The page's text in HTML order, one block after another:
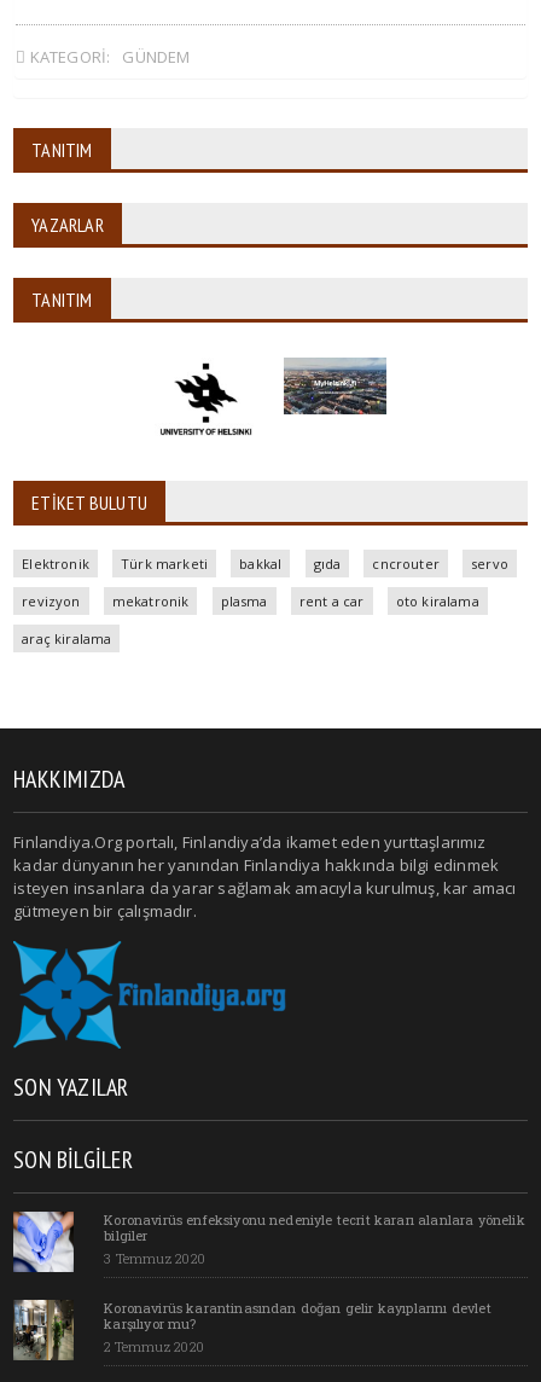
KATEGORI: GÜNDEM
TANITIM
YAZARLAR
TANITIM
ETIKET BULUTU
Elektronik Türk marketi bakkal gıda cncrouter servo
revizyon mekatronik plasma rent a car oto kiralama
araç kiralama
HAKKIMIZDA
Finlandiya.Org portalı, Finlandiya’da ikamet eden yurttaşlarımız
kadar dünyanın her yanından Finlandiya hakkında bilgi edinmek
isteyen insanlara da yarar sağlamak amacıyla kurulmuş, kar amacı
gütmeyen bir çalışmadır.
SON YAZILAR
SON BILGILER
Koronavirüs enfeksiyonu nedeniyle tecrit kararı alanlara yönelik
bilgiler
3 Temmuz 2020
Koronavirüs karantinasından doğan gelir kayıplarını devlet
karşılıyor mu?
2 Temmuz 2020